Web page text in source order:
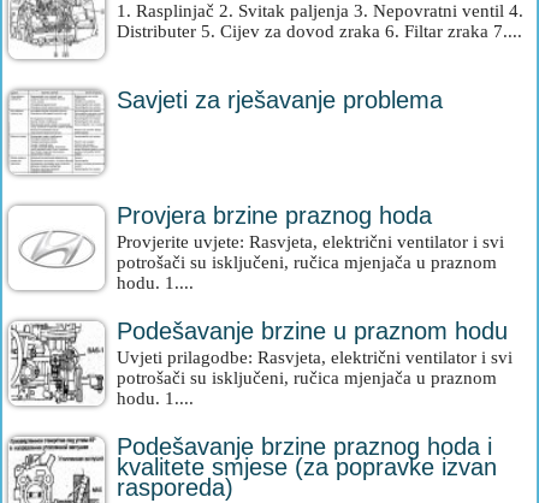
1. Rasplinjač 2. Svitak paljenja 3. Nepovratni ventil 4.
Distributer 5. Cijev za dovod zraka 6. Filtar zraka 7....
Savjeti za rješavanje problema
Provjera brzine praznog hoda
Provjerite uvjete: Rasvjeta, električni ventilator i svi
potrošači su isključeni, ručica mjenjača u praznom
hodu. 1....
Podešavanje brzine u praznom hodu
Uvjeti prilagodbe: Rasvjeta, električni ventilator i svi
potrošači su isključeni, ručica mjenjača u praznom
hodu. 1....
Podešavanje brzine praznog hoda i
kvalitete smjese (za popravke izvan
rasporeda)